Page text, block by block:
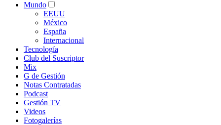
Mundo
EEUU
México
España
Internacional
Tecnología
Club del Suscriptor
Mix
G de Gestión
Notas Contratadas
Podcast
Gestión TV
Videos
Fotogalerías